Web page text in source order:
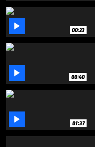
 00:23
 00:40
 01:37